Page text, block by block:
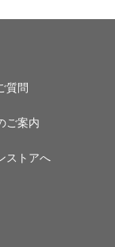
質問
ご案内
ストアへ